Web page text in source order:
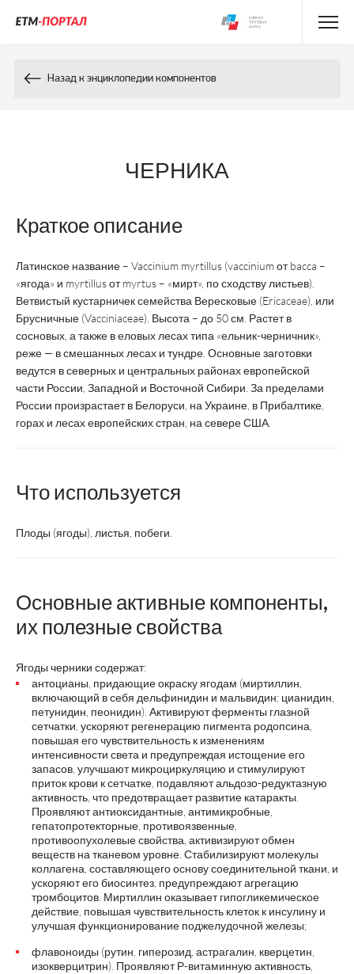
Назад к энциклопедии компонентов
ЧЕРНИКА
Краткое описание
Латинское название – Vaccinium myrtillus (vaccinium от bacca –
«ягода» и myrtillus от myrtus – «мирт», по сходству листьев).
Ветвистый кустарничек семейства Вересковые (Ericaceae), или
Брусничные (Vacciniaceae). Высота – до 50 см. Растет в
сосновых, а также в еловых лесах типа «ельник-черничник»,
реже — в смешанных лесах и тундре. Основные заготовки
ведутся в северных и центральных районах европейской
части России, Западной и Восточной Сибири. За пределами
России произрастает в Белоруси, на Украине, в Прибалтике,
горах и лесах европейских стран, на севере США.
Что используется
Плоды (ягоды), листья, побеги.
Основные активные компоненты,
их полезные свойства
Ягоды черники содержат:
антоцианы, придающие окраску ягодам (миртиллин,
включающий в себя дельфинидин и мальвидин; цианидин,
петунидин, пеонидин). Активируют ферменты глазной
сетчатки, ускоряют регенерацию пигмента родопсина,
повышая его чувствительность к изменениям
интенсивности света и предупреждая истощение его
запасов, улучшают микроциркуляцию и стимулируют
приток крови к сетчатке, подавляют альдозо-редуктазную
активность, что предотвращает развитие катаракты.
Проявляют антиоксидантные, антимикробные,
гепатопротекторные, противоязвенные,
противоопухолевые свойства, активизируют обмен
веществ на тканевом уровне. Стабилизируют молекулы
коллагена, составляющего основу соединительной ткани, и
ускоряют его биосинтез, предупреждают агрегацию
тромбоцитов. Миртиллин оказывает гипогликемическое
действие, повышая чувствительность клеток к инсулину и
улучшая функционирование поджелудочной железы;
флавоноиды (рутин, гиперозид, астрагалин, кверцетин,
изокверцитрин). Проявляют Р-витаминную активность,